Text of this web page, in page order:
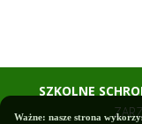
SZKOLNE
Ważne: nasze strona